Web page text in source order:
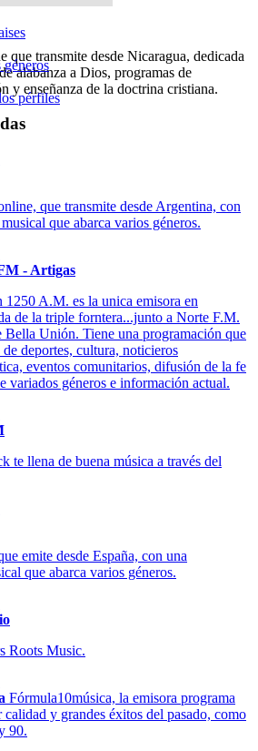
géneros
pérfiles
que transmite desde Nicaragua, dedicada
alabanza a Dios, programas de
y enseñanza de la doctrina cristiana.
que transmite desde Argentina, con
que abarca varios géneros.
- Artigas
A.M. es la unica emisora en
de la triple forntera...junto a Norte F.M.
Bella Unión. Tiene una programación que
de deportes, cultura, noticieros
eventos comunitarios, difusión de la fe
variados géneros e información actual.
te llena de buena música a través del
emite desde España, con una
que abarca varios géneros.
Roots Music.
Fórmula10música, la emisora programa
calidad y grandes éxitos del pasado, como
90.